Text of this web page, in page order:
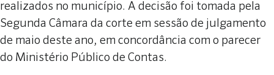
realizados no município. A decisão foi tomada pela
Segunda Câmara da corte em sessão de julgamento
de maio deste ano, em concordância com o parecer
do Ministério Público de Contas.